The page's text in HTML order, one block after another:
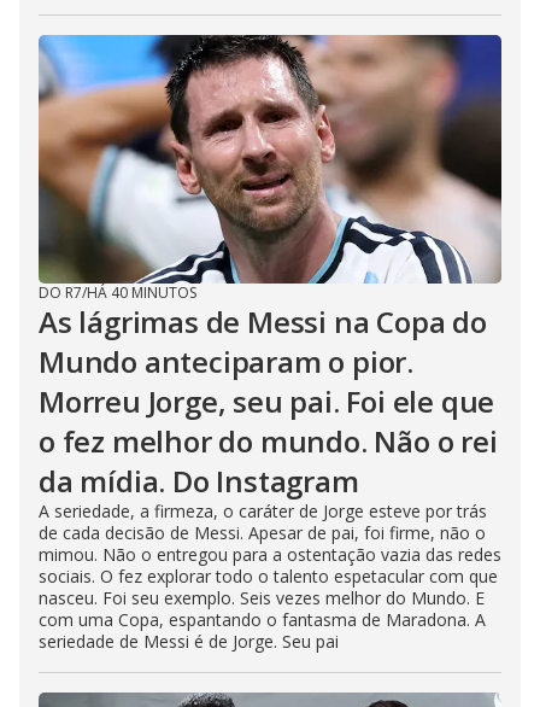
DO R7/HÁ 40 MINUTOS
As lágrimas de Messi na Copa do
Mundo anteciparam o pior.
Morreu Jorge, seu pai. Foi ele que
o fez melhor do mundo. Não o rei
da mídia. Do Instagram
A seriedade, a firmeza, o caráter de Jorge esteve por trás
de cada decisão de Messi. Apesar de pai, foi firme, não o
mimou. Não o entregou para a ostentação vazia das redes
sociais. O fez explorar todo o talento espetacular com que
nasceu. Foi seu exemplo. Seis vezes melhor do Mundo. E
com uma Copa, espantando o fantasma de Maradona. A
seriedade de Messi é de Jorge. Seu pai